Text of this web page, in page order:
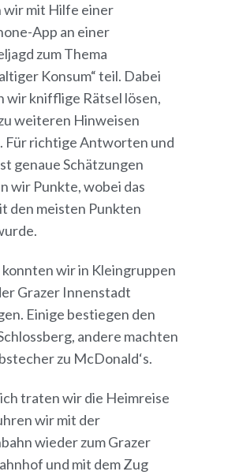
wir mit Hilfe einer
App an einer
zum Thema
Konsum“ teil. Dabei
wir knifflige Rätsel lösen,
weiteren Hinweisen
Für richtige Antworten und
genaue Schätzungen
wir Punkte, wobei das
den meisten Punkten
konnten wir in Kleingruppen
Grazer Innenstadt
Einige bestiegen den
andere machten
zu McDonald‘s.
traten wir die Heimreise
wir mit der
wieder zum Grazer
und mit dem Zug